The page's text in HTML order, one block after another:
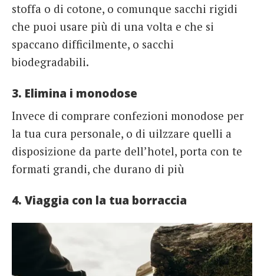
stoffa o di cotone, o comunque sacchi rigidi
che puoi usare più di una volta e che si
spaccano difficilmente, o sacchi
biodegradabili.
3. Elimina i monodose
Invece di comprare confezioni monodose per
la tua cura personale, o di uilzzare quelli a
disposizione da parte dell’hotel, porta con te
formati grandi, che durano di più
4. Viaggia con la tua borraccia